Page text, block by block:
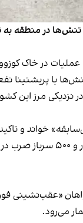
در منطقه به
در خاک کوزوو
با پریشتینا
مرز این
خواند و
ووچیچ در واکنش به اظهارات
«عقب‌نشینی
می‌رود.